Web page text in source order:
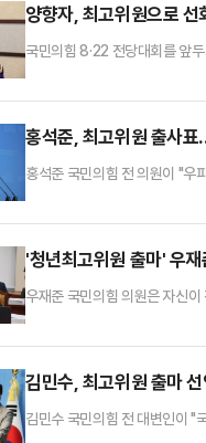
양향자, 최고위원으로
국민의힘 8·22 전당대회를 앞
당대표의 당선을 전망하는 언
홍석준, 최고위원 출사
홍석준 국민의힘 전 의원이 "우
을 하게 됐다"고 밝혔다.홍 전
'청년최고위원 출마' 우
우재준 국민의힘 의원은 자신
도도 있다고 보인다. 적절하지
김민수, 최고위원 출마
김민수 국민의힘 전 대변인이 "